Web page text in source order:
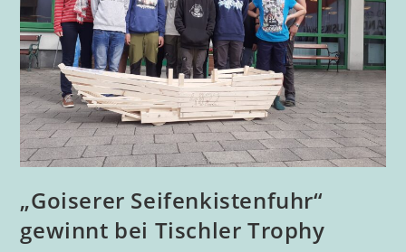
„Goiserer Seifenkistenfuhr“
gewinnt bei Tischler Trophy